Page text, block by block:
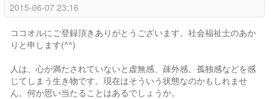
2015-06-07 23:16
ココオルにご登録頂きありがとうございます。社会福祉士のあか
りと申します(^^)
人は、心が満たされていないと虚無感、疎外感、孤独感などを感
じてしまう生き物です。現在はそういう状態なのかもしれませ
ん。何か思い当たることはあるでしょうか。